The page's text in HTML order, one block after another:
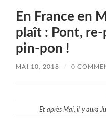
En France en
plaît : Pont,
pin-pon !
MAI 10, 2018 / 0
Et après Mai, il y aura